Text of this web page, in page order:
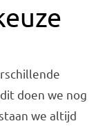
doen we nog
we altijd